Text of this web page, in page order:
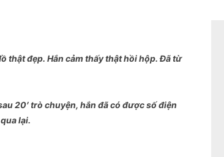
thật đẹp. Hắn cảm thấy thật hồi hộp. Đã từ
20′ trò chuyện, hắn đã có được số điện
lại.